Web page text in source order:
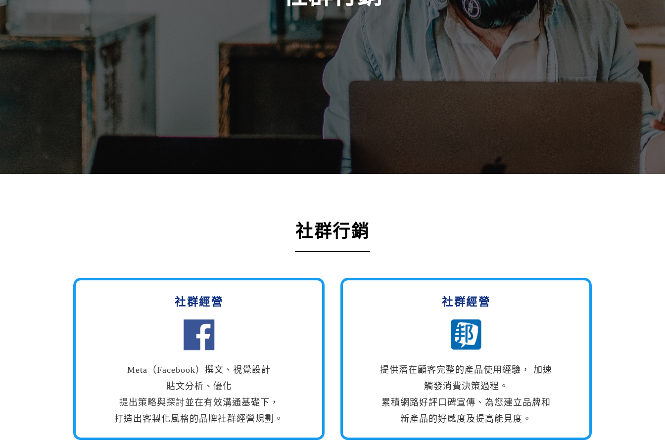
社群行銷
社群經營
Meta（Facebook）撰文、視覺設計
貼文分析、優化
提出策略與探討並在有效溝通基礎下，
打造出客製化風格的品牌社群經營規劃。
社群經營
提供潛在顧客完整的產品使用經驗， 加速
觸發消費決策過程。
累積網路好評口碑宣傳、為您建立品牌和
新產品的好感度及提高能見度。